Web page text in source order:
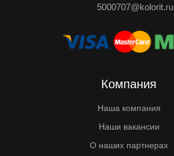
5000707@kolorit.ru
Компания
Наша компания
Наши вакансии
О наших партнерах